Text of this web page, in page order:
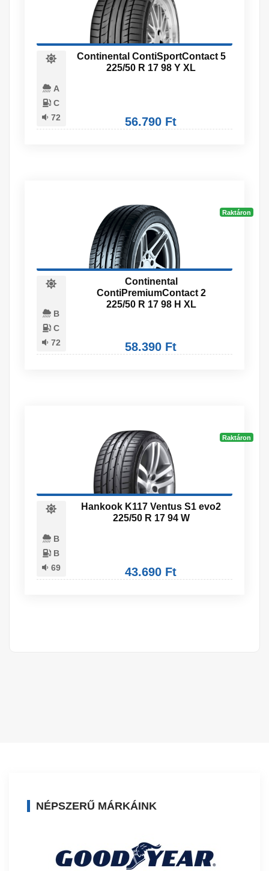
A
C
72
Continental ContiSportContact 5
225/50 R 17 98 Y XL
56.790 Ft
Raktáron
B
C
72
Continental
ContiPremiumContact 2
225/50 R 17 98 H XL
58.390 Ft
Raktáron
B
B
69
Hankook K117 Ventus S1 evo2
225/50 R 17 94 W
43.690 Ft
NÉPSZERŰ MÁRKÁINK